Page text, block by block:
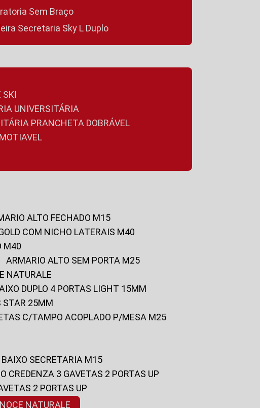
Sem Braço
Secretaria Sky L Duplo
SKI
UNIVERSITÁRIA
PRANCHETA DOBRÁVEL
ALTO FECHADO M15
COM NICHO LATERAIS M40
M40
ARMARIO ALTO SEM PORTA M25
NATURALE
DUPLO 4 PORTAS LIGHT 15MM
STAR 25MM
C/TAMPO ACOPLADO P/MESA M25
BAIXO SECRETARIA M15
CREDENZA 3 GAVETAS 2 PORTAS UP
2 PORTAS UP
NATURALE